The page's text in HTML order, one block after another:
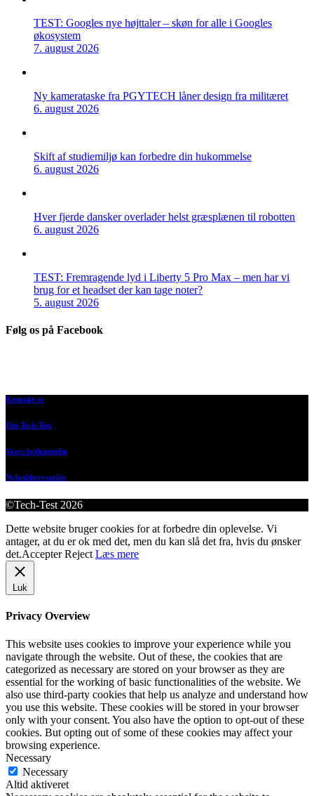
TEST: Googles nye højttaler – skøn for alle i Googles
økosystem
7. august 2026
Ny kamerataske fra PGYTECH låner design fra militæret
6. august 2026
Skift af studiemiljø kan forbedre din hukommelse
6. august 2026
Hver fjerde dansker overlader helst græsplænen til robotten
6. august 2026
TEST: Fremragende lyd i Liberty 5 Pro Max – men har vi
brug for et headset der kan tage noter?
5. august 2026
Følg os på Facebook
Kontakt os
Om Tech-Test
Vores bedømmelse
Nyhedsbrevsarkiv
©Tech-Test 2026
Dette website bruger cookies for at forbedre din oplevelse. Vi
antager, at du er ok med det, men du kan slå det fra, hvis du ønsker
det.Accepter Reject Læs mere
Luk
Privacy Overview
This website uses cookies to improve your experience while you
navigate through the website. Out of these, the cookies that are
categorized as necessary are stored on your browser as they are
essential for the working of basic functionalities of the website. We
also use third-party cookies that help us analyze and understand how
you use this website. These cookies will be stored in your browser
only with your consent. You also have the option to opt-out of these
cookies. But opting out of some of these cookies may affect your
browsing experience.
Necessary
Necessary
Altid aktiveret